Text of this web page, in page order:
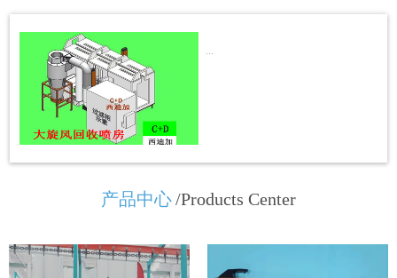
...
产品中心/Products Center